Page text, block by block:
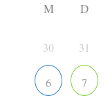
M D
30 31
6 7